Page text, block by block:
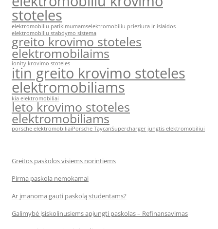
stoteles
elektromobiliu patikimumamselektromobiliu prieziura ir islaidos
elektromobiliu stabdymo sistema
greito krovimo stoteles
elektromobilaims
ionity krovimo stoteles
itin greito krovimo stoteles
elektromobiliams
kia elektromobiliai
leto krovimo stoteles
elektromobiliams
porsche elektromobiliaiPorsche TaycanSupercharger jungtis elektromobiliui
Greitos paskolos visiems norintiems
Pirma paskola nemokamai
Ar įmanoma gauti paskolą studentams?
Galimybė įsiskolinusiems apjungti paskolas – Refinansavimas